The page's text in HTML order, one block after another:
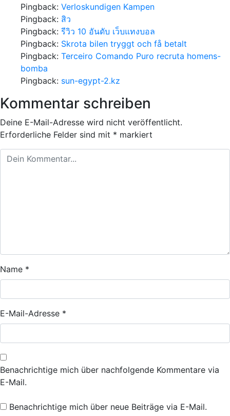
Pingback: Verloskundigen Kampen
Pingback: สิว
Pingback: รีวิว 10 อันดับ เว็บแทงบอล
Pingback: Skrota bilen tryggt och få betalt
Pingback: Terceiro Comando Puro recruta homens-
bomba
Pingback: sun-egypt-2.kz
Kommentar schreiben
Deine E-Mail-Adresse wird nicht veröffentlicht.
Erforderliche Felder sind mit * markiert
Name *
E-Mail-Adresse *
Benachrichtige mich über nachfolgende Kommentare via
E-Mail.
Benachrichtige mich über neue Beiträge via E-Mail.